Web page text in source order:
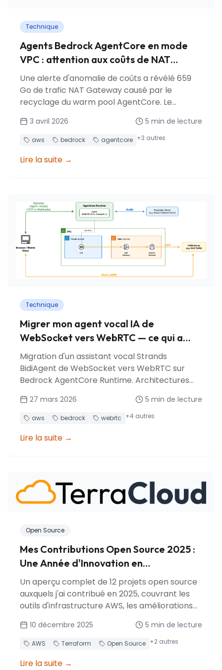
Technique
Agents Bedrock AgentCore en mode
VPC : attention aux coûts de NAT
Gateway !
Une alerte d'anomalie de coûts a révélé 659
Go de trafic NAT Gateway causé par le
recyclage du warm pool AgentCore. Le
3 avril 2026 5 min de lecture
aws bedrock agentcore +3 autres
Lire la suite →
Technique
Migrer mon agent vocal IA de
WebSocket vers WebRTC — ce qui a
cassé et ce que j'ai appris
Migration d'un assistant vocal Strands
BidiAgent de WebSocket vers WebRTC sur
Bedrock AgentCore Runtime. Architectures
session et leçons apprises.
27 mars 2026 5 min de lecture
aws bedrock webrtc +4 autres
Lire la suite →
Open Source
Mes Contributions Open Source 2025 :
Une Année d'Innovation en
Infrastructure AWS
Un aperçu complet de 12 projets open source
auxquels j'ai contribué en 2025, couvrant les
outils d'infrastructure AWS, les améliorations
développement.
10 décembre 2025 5 min de lecture
AWS Terraform Open Source +2 autres
Lire la suite →